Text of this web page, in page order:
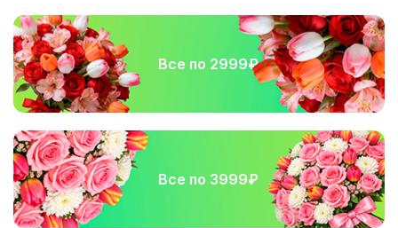
Все по 2999₽
Все по 3999₽